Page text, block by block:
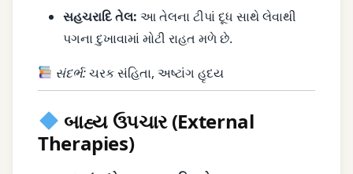
સહચરાદિ તેલ: આ તેલના ટીપાં દૂધ સાથે લેવાથી
પગના દુખાવામાં મોટી રાહત મળે છે.
સંદર્ભ:ચરક સંહિતા, અષ્ટાંગ હૃદય
બાહ્ય ઉપચાર (External
Therapies)